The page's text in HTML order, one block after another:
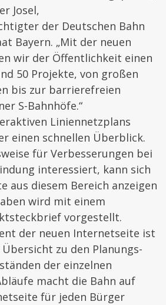
Josel,
der Deutschen Bahn
Bayern. „Mit der neuen
wir der Öffentlichkeit einen
50 Projekte, von großen
bis zur barrierefreien
S-Bahnhöfe.“
Liniennetzplans
einen schnellen Überblick.
für Verbesserungen bei
interessiert, kann sich
aus diesem Bereich anzeigen
wird mit einem
vorgestellt.
der neuen Internetseite ist
zu den Planungs-
der einzelnen
macht die Bahn auf
für jeden Bürger